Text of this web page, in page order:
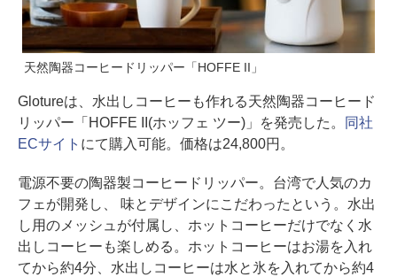
天然陶器コーヒードリッパー「HOFFE II」
Glotureは、水出しコーヒーも作れる天然陶器コーヒード
リッパー「HOFFE II(ホッフェ ツー)」を発売した。
同社
ECサイト にて購入可能。価格は24,800円。
電源不要の陶器製コーヒードリッパー。台湾で人気のカ
フェが開発し、 味とデザインにこだわったという。水出
し用のメッシュが付属し、ホットコーヒーだけでなく水
出しコーヒーも楽しめる。ホットコーヒーはお湯を入れ
てから約4分、水出しコーヒーは水と氷を入れてから約4